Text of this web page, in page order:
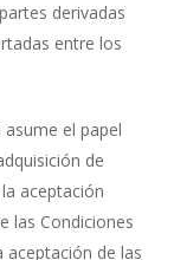
derivadas
entre los
el papel
de
aceptación
las Condiciones
aceptación de las